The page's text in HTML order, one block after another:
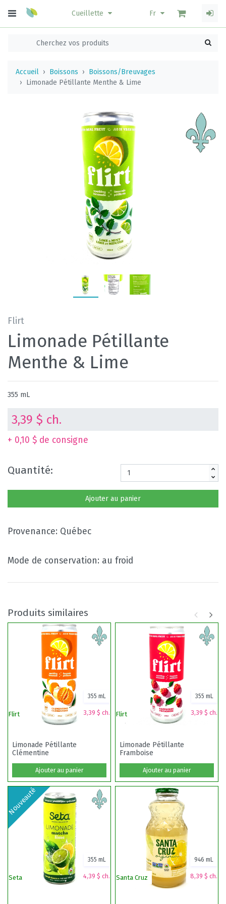
Cueillette Fr
Accueil Boissons
Boissons/Breuvages
Limonade Pétillante Menthe & Lime
Flirt
Limonade Pétillante
Menthe & Lime
355 mL
3,39 $ ch.
+ 0,10 $ de consigne
Quantité:
Ajouter au panier
Provenance: Québec
Mode de conservation: au froid
Produits similaires
Flirt 3,39 $ ch.
355 mL
Limonade Pétillante
Clémentine
Ajouter au panier
Flirt 3,39 $ ch.
355 mL
Limonade Pétillante
Framboise
Ajouter au panier
Nouveauté
Seta 4,39 $ ch.
355 mL
Santa Cruz 8,39 $ ch.
946 mL